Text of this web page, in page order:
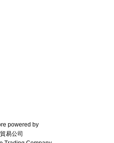
powered by
易公司